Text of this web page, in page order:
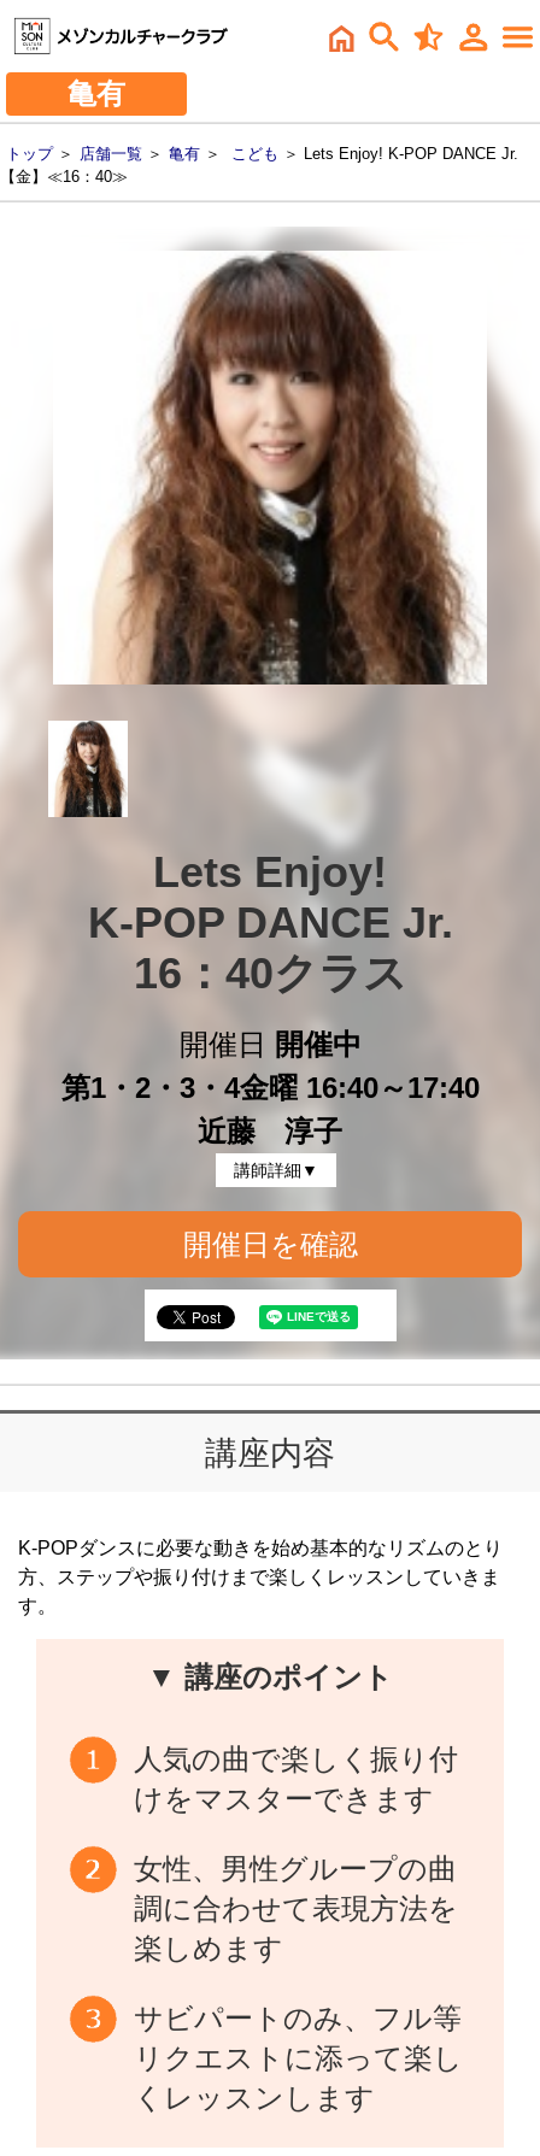
亀有
トップ＞ 店舗一覧 ＞ 亀有 ＞ こども ＞ Lets Enjoy! K-POP DANCE Jr.
【金】≪16：40≫
Lets Enjoy!
K-POP DANCE Jr.
16：40クラス
開催日
開催中
第1・2・3・4金曜 16:40～17:40
近藤 淳子
講師詳細▼
開催日を確認
講座内容
K-POPダンスに必要な動きを始め基本的なリズムのとり
方、ステップや振り付けまで楽しくレッスンしていきま
す。
▼ 講座のポイント
人気の曲で楽しく振り付
けをマスターできます
女性、男性グループの曲
調に合わせて表現方法を
楽しめます
サビパートのみ、フル等
リクエストに添って楽し
くレッスンします